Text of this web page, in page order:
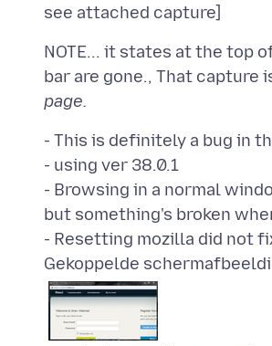
NOTE... it states at the top
bar are gone., That capture
page.
- This is definitely a bug in
- using ver 38.0.1
- Browsing in a normal
but something's broken
Gekoppelde